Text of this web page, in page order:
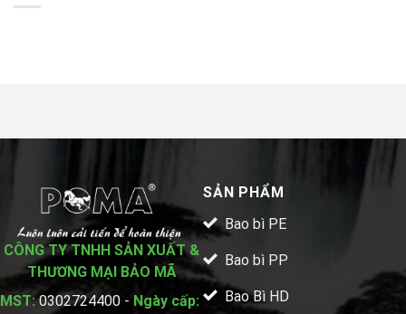
CÔNG TY TNHH SẢN XUẤT &
THƯƠNG MẠI BẢO MÃ
MST:0302724400 - Ngày cấp:
SẢN PHẨM
Bao bì PE
Bao bì PP
Bao Bì HD